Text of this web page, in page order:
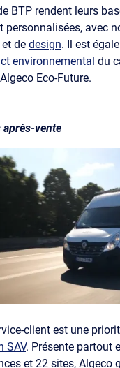
BTP rendent leurs
personnalisées, avec
et de design. Il est
environnemental du
Eco-Future.
après-vente
client est une
SAV. Présente partout
et 22 sites, Algeco